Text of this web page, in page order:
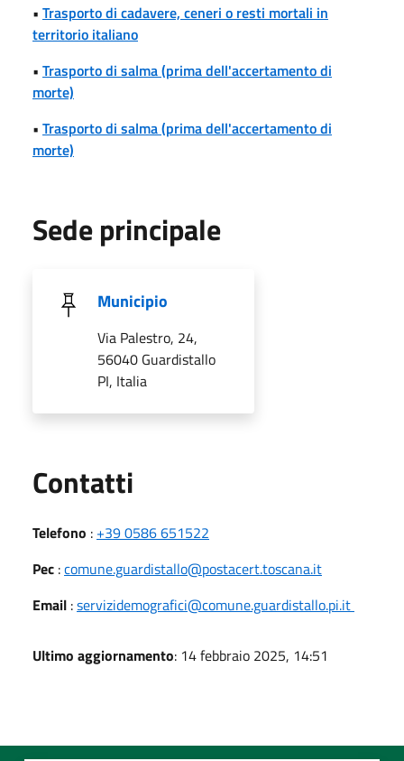
• Trasporto di cadavere, ceneri o resti mortali in
territorio italiano
• Trasporto di salma (prima dell'accertamento di
morte)
• Trasporto di salma (prima dell'accertamento di
morte)
Sede principale
Municipio
Via Palestro, 24,
56040 Guardistallo
PI, Italia
Contatti
Telefono : +39 0586 651522
Pec :comune.guardistallo@postacert.toscana.it
Email :servizidemografici@comune.guardistallo.pi.it
Ultimo aggiornamento: 14 febbraio 2025, 14:51